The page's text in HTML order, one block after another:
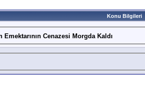
Konu Bilgileri
Emektarının Cenazesi Morgda Kaldı